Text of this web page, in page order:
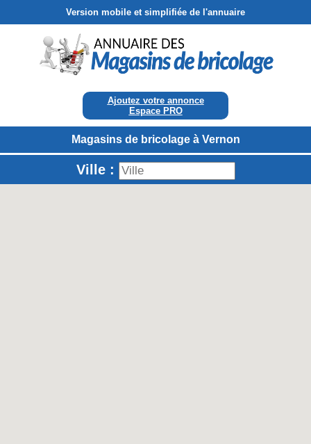
Version mobile et simplifiée de l'annuaire
Ajoutez votre annonce
Espace PRO
Magasins de bricolage à Vernon
Ville :